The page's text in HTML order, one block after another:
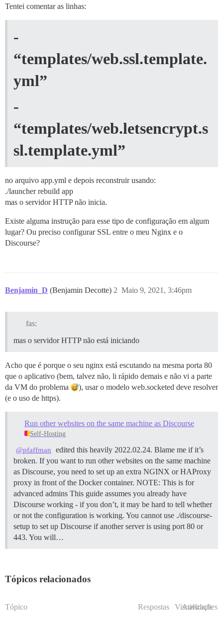
Tentei comentar as linhas:
-
“templates/web.ssl.template.
yml”
-
“templates/web.letsencrypt.s
sl.template.yml”
no arquivo app.yml e depois reconstruir usando:
./launcher rebuild app
mas o servidor HTTP não inicia.
Existe alguma instrução para esse tipo de configuração em algum
lugar? Ou preciso configurar SSL entre o meu Nginx e o
Discourse?
Benjamin_D (Benjamin Decotte) Maio 9, 2021, 3:46pm
2
fas:
mas o servidor HTTP não está iniciando
Acho que é porque o seu nginx está escutando na mesma porta 80
que o aplicativo (bem, talvez não, li rápido demais e não vi a parte
da VM do problema
), usar o modelo web.socketed deve resolver
(e o uso de https).
Run other websites on the same machine as Discourse
Self-Hosting
@pfaffman
edited this heavily 2022.02.24. Blame me if it’s
broken. If you want to run other websites on the same machine
as Discourse, you need to set up an extra NGINX or HAProxy
proxy in front of the Docker container. NOTE: This is for
advanced admins This guide assumes you already have
Discourse working - if you don’t, it may be hard to tell whether
or not the configuration is working. You cannot use ./discourse-
setup to set up Discourse if another server is using port 80 or
443. You will…
Tópicos relacionados
Tópico Respostas Visualizações
Atividade